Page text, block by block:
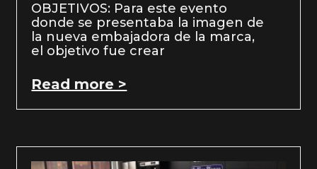
OBJETIVOS: Para este evento
donde se presentaba la imagen de
la nueva embajadora de la marca,
el objetivo fue crear
Read more >